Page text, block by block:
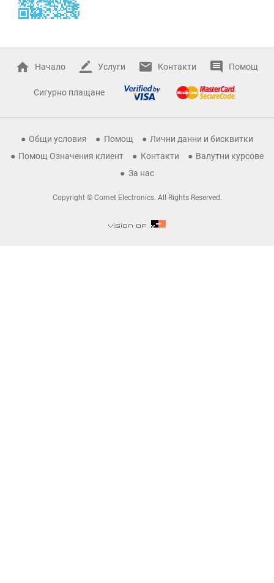
Начало Услуги Контакти Помощ
Сигурно плащане
Общи условия Помощ
Лични данни и бисквитки
Помощ Означения клиент
Контакти
Валутни курсове
За нас
Copyright © Comet Electronics. All Rights Reserved.